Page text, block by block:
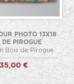
PHOTO 13X18
DE PIROGUE
Bois de Pirogue
35,00 €